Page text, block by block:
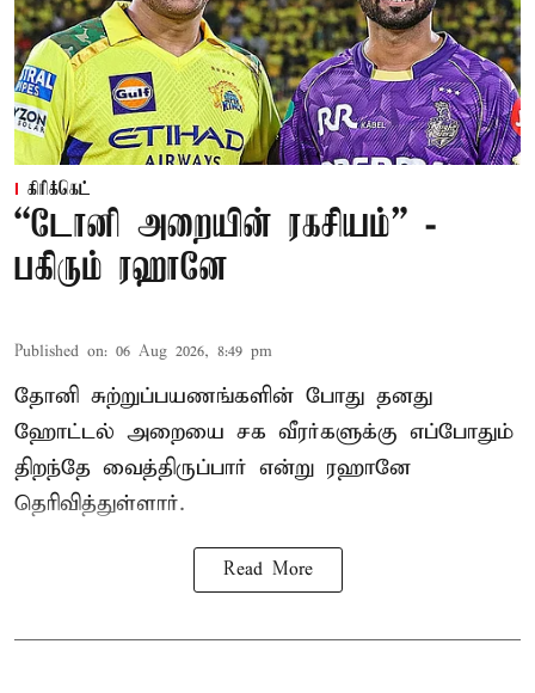
கிரிக்கெட்
“டோனி அறையின் ரகசியம்” -
பகிரும் ரஹானே
Published on: 06 Aug 2026, 8:49 pm
தோனி சுற்றுப்பயணங்களின் போது தனது
ஹோட்டல் அறையை சக வீரர்களுக்கு எப்போதும்
திறந்தே வைத்திருப்பார் என்று ரஹானே
தெரிவித்துள்ளார்.
Read More